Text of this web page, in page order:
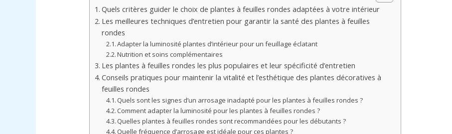
Quels critères guider le choix de plantes à feuilles rondes adaptées à votre intérieur
Les meilleures techniques d’entretien pour garantir la santé des plantes à feuilles
rondes
Adapter la luminosité plantes d’intérieur pour un feuillage éclatant
Nutrition et soins complémentaires
Les plantes à feuilles rondes les plus populaires et leur spécificité d’entretien
Conseils pratiques pour maintenir la vitalité et l’esthétique des plantes décoratives à
feuilles rondes
Quels sont les signes d’un arrosage inadapté pour les plantes à feuilles rondes ?
Comment adapter la luminosité pour les plantes à feuilles rondes ?
Quelles plantes à feuilles rondes sont recommandées pour les débutants ?
Quelle fréquence d’arrosage est idéale pour ces plantes ?